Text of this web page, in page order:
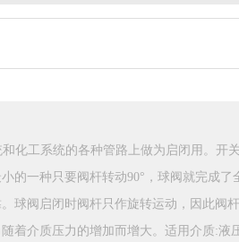
化工系统的各种管路上做为启闭用。开
的一种只要阀杆转动90°，球阀就完成了
球阀启闭时阀杆只作旋转运动，因此阀
着介质压力的增加而增大。适用介质:液